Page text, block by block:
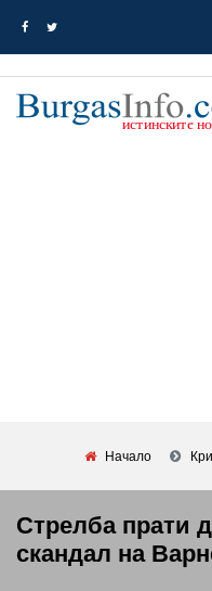
Начало
Стрелба прати
скандал на